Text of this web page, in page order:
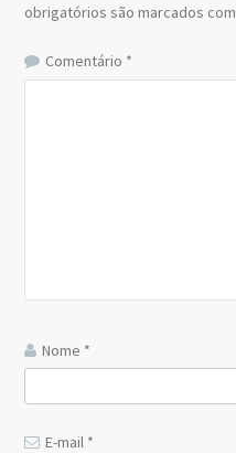
obrigatórios são marcados com
Comentário *
Nome *
E-mail *